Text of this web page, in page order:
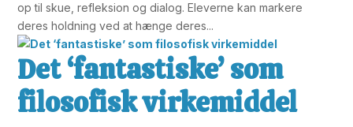
op til skue, refleksion og dialog. Eleverne kan markere
deres holdning ved at hænge deres...
Det ‘fantastiske’ som
filosofisk virkemiddel